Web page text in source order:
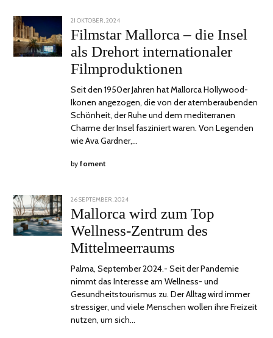
POSTED
ON
21 OKTOBER, 2024
OKTOBER,
2024
Filmstar Mallorca – die Insel
als Drehort internationaler
Filmproduktionen
Seit den 1950er Jahren hat Mallorca Hollywood-
Ikonen angezogen, die von der atemberaubenden
Schönheit, der Ruhe und dem mediterranen
Charme der Insel fasziniert waren. Von Legenden
wie Ava Gardner,…
byfoment
POSTED
ON
26 SEPTEMBER, 2024
OKTOBER,
2024
Mallorca wird zum Top
Wellness-Zentrum des
Mittelmeerraums
Palma, September 2024.- Seit der Pandemie
nimmt das Interesse am Wellness- und
Gesundheitstourismus zu. Der Alltag wird immer
stressiger, und viele Menschen wollen ihre Freizeit
nutzen, um sich…